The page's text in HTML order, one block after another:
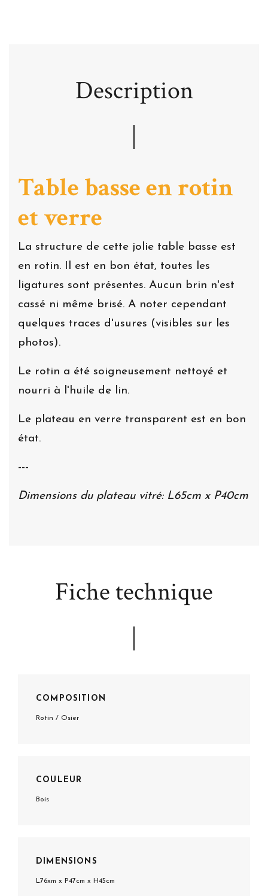
Description
Table basse en rotin
et verre
La structure de cette jolie table basse est
en rotin. Il est en bon état, toutes les
ligatures sont présentes. Aucun brin n'est
cassé ni même brisé. A noter cependant
quelques traces d'usures (visibles sur les
photos).
Le rotin a été soigneusement nettoyé et
nourri à l'huile de lin.
Le plateau en verre transparent est en bon
état.
---
Dimensions du plateau vitré: L65cm x P40cm
Fiche technique
COMPOSITION
Rotin / Osier
COULEUR
Bois
DIMENSIONS
L76xm x P47cm x H45cm